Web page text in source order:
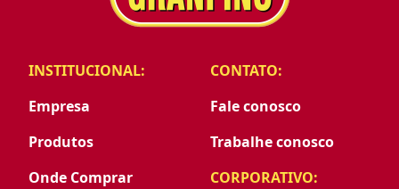
INSTITUCIONAL:
Empresa
Produtos
Onde Comprar
CONTATO:
Fale conosco
Trabalhe conosco
CORPORATIVO: